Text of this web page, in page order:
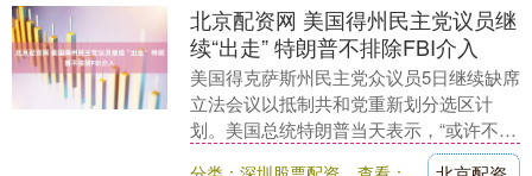
北京配资网 美国得州民主党议员继
续“出走” 特朗普不排除FBI介入
美国得克萨斯州民主党众议员5日继续缺席
立法会议以抵制共和党重新划分选区计
划。美国总统特朗普当天表示，“或许不得
不”出动联邦调查局（FBI）介入民主党议